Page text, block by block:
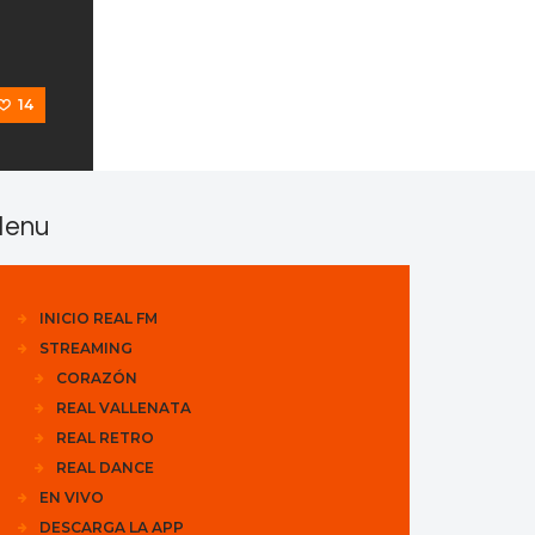
14
INICIO REAL FM
STREAMING
CORAZÓN
REAL VALLENATA
REAL RETRO
REAL DANCE
EN VIVO
DESCARGA LA APP